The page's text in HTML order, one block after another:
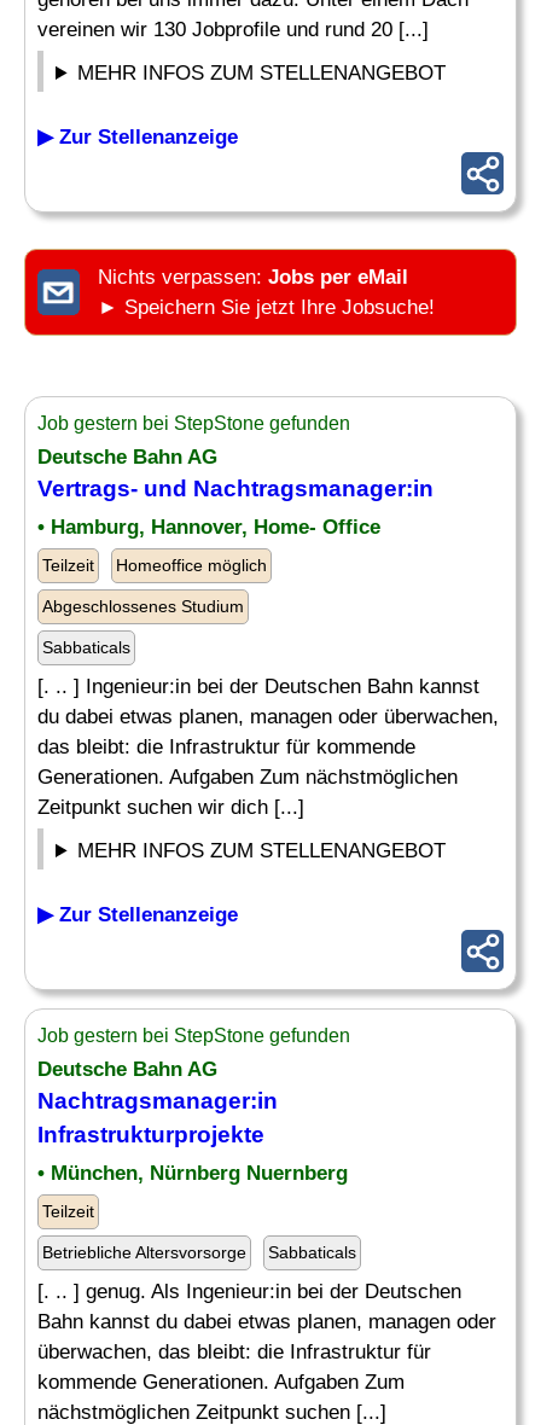
vereinen wir 130 Jobprofile und rund 20 [...]
MEHR INFOS ZUM STELLENANGEBOT
▶ Zur Stellenanzeige
Nichts verpassen: Jobs per eMail
► Speichern Sie jetzt Ihre Jobsuche!
Job gestern bei StepStone gefunden
Deutsche Bahn AG
Vertrags- und Nachtragsmanager:in
• Hamburg, Hannover, Home- Office
Teilzeit Homeoffice möglich
Abgeschlossenes Studium
Sabbaticals
[. .. ] Ingenieur:in bei der Deutschen Bahn kannst
du dabei etwas planen, managen oder überwachen,
das bleibt: die Infrastruktur für kommende
Generationen. Aufgaben Zum nächstmöglichen
Zeitpunkt suchen wir dich [...]
MEHR INFOS ZUM STELLENANGEBOT
▶ Zur Stellenanzeige
Job gestern bei StepStone gefunden
Deutsche Bahn AG
Nachtragsmanager:in
Infrastrukturprojekte
• München, Nürnberg Nuernberg
Teilzeit
Betriebliche Altersvorsorge Sabbaticals
[. .. ] genug. Als Ingenieur:in bei der Deutschen
Bahn kannst du dabei etwas planen, managen oder
überwachen, das bleibt: die Infrastruktur für
kommende Generationen. Aufgaben Zum
nächstmöglichen Zeitpunkt suchen [...]